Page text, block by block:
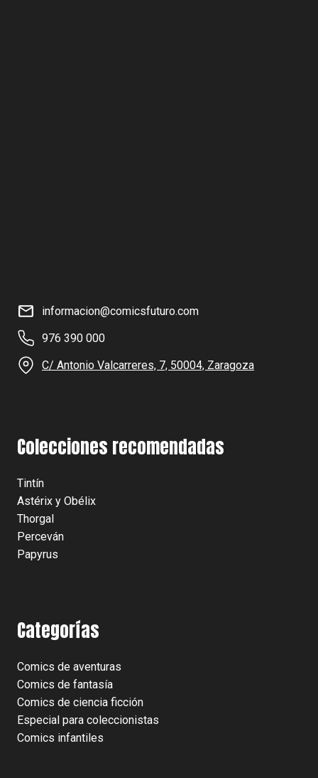
informacion@comicsfuturo.com
976 390 000
C/ Antonio Valcarreres, 7, 50004, Zaragoza
Colecciones recomendadas
Tintín
Astérix y Obélix
Thorgal
Perceván
Papyrus
Categorías
Comics de aventuras
Comics de fantasía
Comics de ciencia ficción
Especial para coleccionistas
Comics infantiles